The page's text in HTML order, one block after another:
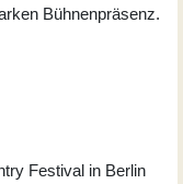
Bühnenpräsenz.
Festival in Berlin